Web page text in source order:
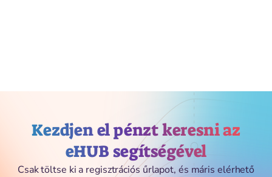
Kezdjen el pénzt keresni az
eHUB segítségével
Csak töltse ki a regisztrációs űrlapot, és máris elérhető